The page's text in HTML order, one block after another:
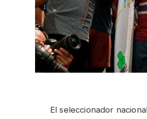
El seleccionador